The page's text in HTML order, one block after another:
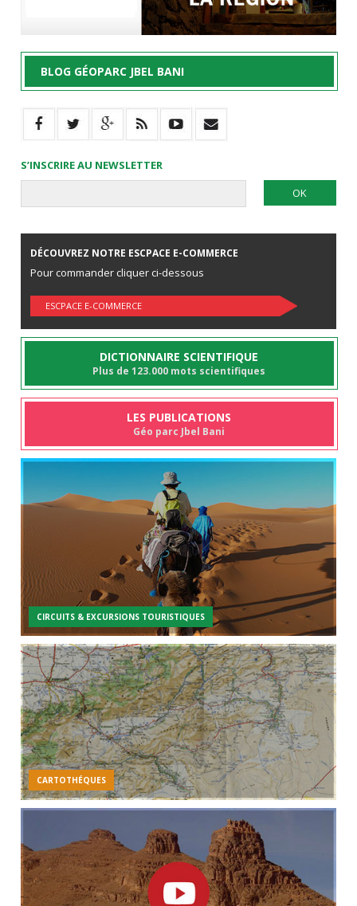
BLOG GÉOPARC JBEL BANI
S’INSCRIRE AU NEWSLETTER
DÉCOUVREZ NOTRE ESCPACE E-COMMERCE
Pour commander cliquer ci-dessous
ESCPACE E-COMMERCE
DICTIONNAIRE SCIENTIFIQUE
Plus de 123.000 mots scientifiques
LES PUBLICATIONS
Géo parc Jbel Bani
CIRCUITS & EXCURSIONS TOURISTIQUES
CARTOTHÉQUES